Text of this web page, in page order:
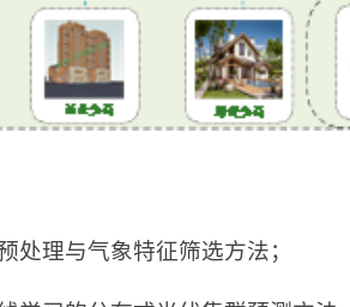
处理与气象特征筛选方法；